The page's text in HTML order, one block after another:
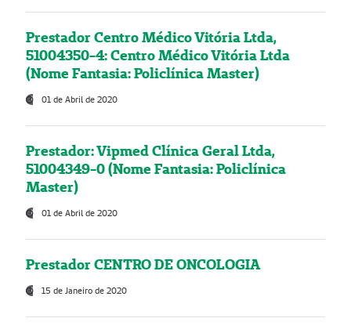
Prestador Centro Médico Vitória Ltda,
51004350-4: Centro Médico Vitória Ltda
(Nome Fantasia: Policlínica Master)
01 de Abril de 2020
Prestador: Vipmed Clínica Geral Ltda,
51004349-0 (Nome Fantasia: Policlínica
Master)
01 de Abril de 2020
Prestador CENTRO DE ONCOLOGIA
15 de Janeiro de 2020